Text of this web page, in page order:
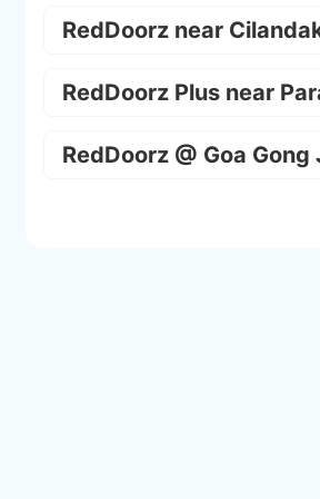
RedDoorz near
RedDoorz Plus near
RedDoorz @ Goa